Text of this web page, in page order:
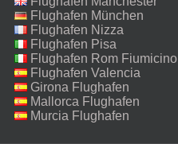
Flughafen München
Flughafen Nizza
Flughafen Pisa
Flughafen Rom Fiumicino
Flughafen Valencia
Girona Flughafen
Mallorca Flughafen
Murcia Flughafen